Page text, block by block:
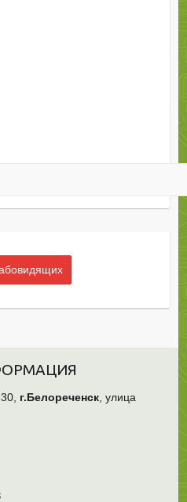
г.Белореченск, улица